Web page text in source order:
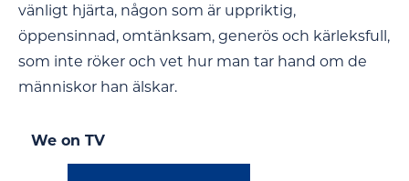
vänligt hjärta, någon som är uppriktig,
öppensinnad, omtänksam, generös och kärleksfull,
som inte röker och vet hur man tar hand om de
människor han älskar.
We on TV